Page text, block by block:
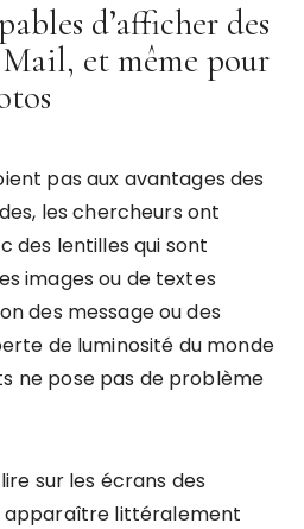
d’afficher des
et même pour
pas aux avantages des
les chercheurs ont
des lentilles qui sont
images ou de textes
des message ou des
de luminosité du monde
ne pose pas de problème
sur les écrans des
apparaître littéralement